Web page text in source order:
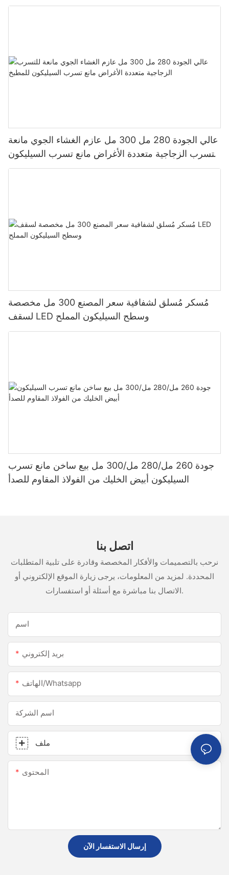
عالي الجودة 280 مل 300 مل عازم الغشاء الجوي مانعة
للتسرب الزجاجية متعددة الأغراض مانع تسرب السيليكون
للمطبخ
مُسكر مُسلق لشفافية سعر المصنع 300 مل مخصصة
لسقف LED وسطح السيليكون المملح
جودة 260 مل/280 مل/300 مل بيع ساخن مانع تسرب
السيليكون أبيض الخليك من الفولاذ المقاوم للصدأ
اتصل بنا
نرحب بالتصميمات والأفكار المخصصة وقادرة على تلبية المتطلبات
المحددة. لمزيد من المعلومات، يرجى زيارة الموقع الإلكتروني أو
الاتصال بنا مباشرة مع أسئلة أو استفسارات.
اسم
بريد إلكتروني
الهاتف/whatsapp
اسم الشركة
ملف
المحتوى
إرسال الاستفسار الآن